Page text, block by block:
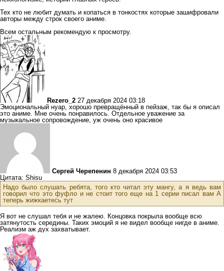
Тех кто не любит думать и копаться в тонкостях которые зашифровали
авторы между строк своего аниме.
Всем остальным рекомендую к просмотру.
Rezero_2 27 декабря 2024 03:18
Эмоциональный нуар, хорошо превращённый в пейзаж, так бы я описал
это аниме. Мне очень понравилось. Отдельное уважение за
музыкальное сопровождение, уж очень оно красивое
Сергей Черепенин 8 декабря 2024 03:53
Цитата: Shisu
Надо было слушать ребята, того кто читал эту мангу, а я ведь вам
говорил что это фуфло и не стоит того еще на 1 серии писал вам А
теперь жижкаетесь тут
Я вот не слушал тебя и не жалею. Концовка покрыла вообще всю
затянутость середины. Таких эмоций я не видел вообще нигде в аниме.
Реализм аж дух захватывает.